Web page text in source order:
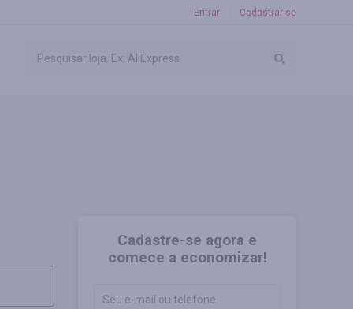
Entrar Cadastrar-se
Cadastre-se agora e
comece a economizar!